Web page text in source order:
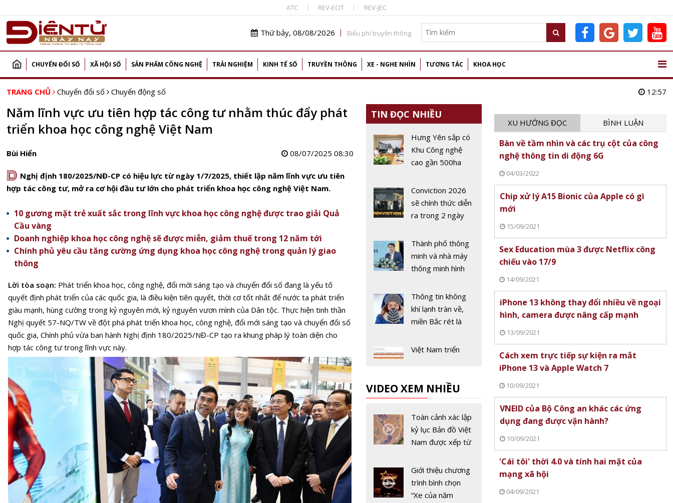
ATC REV-ECIT REV-JEC
Thứ bảy, 08/08/2026 Biểu phí truyền thông
CHUYỂN ĐỔI SỐ XÃ HỘI SỐ SẢN PHẨM CÔNG NGHỆ TRẢI NGHIỆM KINH TẾ SỐ TRUYỀN THÔNG XE - NGHE NHÌN TƯƠNG TÁC KHOA HỌC
TRANG CHỦ Chuyển đổi số Chuyển động số 12:57
Năm lĩnh vực ưu tiên hợp tác công tư nhằm thúc đẩy phát
triển khoa học công nghệ Việt Nam
Bùi Hiển 08/07/2025 08:30
D Nghị định 180/2025/NĐ-CP có hiệu lực từ ngày 1/7/2025, thiết lập năm lĩnh vực ưu tiên
hợp tác công tư, mở ra cơ hội đầu tư lớn cho phát triển khoa học công nghệ Việt Nam.
10 gương mặt trẻ xuất sắc trong lĩnh vực khoa học công nghệ được trao giải Quả
Cầu vàng
Doanh nghiệp khoa học công nghệ sẽ được miễn, giảm thuế trong 12 năm tới
Chính phủ yêu cầu tăng cường ứng dụng khoa học công nghệ trong quản lý giao
thông
Lời tòa soạn: Phát triển khoa học, công nghệ, đổi mới sáng tạo và chuyển đổi số đang là yếu tố
quyết định phát triển của các quốc gia, là điều kiện tiên quyết, thời cơ tốt nhất để nước ta phát triển
giàu mạnh, hùng cường trong kỷ nguyên mới, kỷ nguyên vươn mình của Dân tộc. Thực hiện tinh thần
Nghị quyết 57-NQ/TW về đột phá phát triển khoa học, công nghệ, đổi mới sáng tạo và chuyển đổi số
quốc gia, Chính phủ vừa ban hành Nghị định 180/2025/NĐ-CP tạo ra khung pháp lý toàn diện cho
hợp tác công tư trong lĩnh vực này.
TIN ĐỌC NHIỀU
Hưng Yên sắp có
Khu Công nghệ
cao gần 500ha
robot và IoT
Conviction 2026
sẽ chính thức diễn
ra trong 2 ngày
năm 2026
Thành phố thông
minh và nhà máy
thông minh hình
công nghệ chiến
lược của tương lai
Thông tin không
khí lạnh tràn về,
miền Bắc rét là
Việt Nam triển
toàn quốc từ 1/7
kết chặt chẽ với
xây dựng, phát
triển chính phủ số
VIDEO XEM NHIỀU
Toàn cảnh xác lập
kỷ lục Bản đồ Việt
Nam được xếp từ
năm 2022
Giới thiệu chương
trình bình chọn
“Xe của năm
XU HƯỚNG ĐỌC BÌNH LUẬN
Bàn về tầm nhìn và các trụ cột của công
nghệ thông tin di động 6G
04/03/2022
Chip xử lý A15 Bionic của Apple có gì
mới
15/09/2021
Sex Education mùa 3 được Netflix công
chiếu vào 17/9
14/09/2021
iPhone 13 không thay đổi nhiều về ngoại
hình, camera được nâng cấp mạnh
13/09/2021
Cách xem trực tiếp sự kiện ra mắt
iPhone 13 và Apple Watch 7
10/09/2021
VNEID của Bộ Công an khác các ứng
dụng đang được vận hành?
10/09/2021
'Cái tôi' thời 4.0 và tính hai mặt của
mạng xã hội
04/09/2021